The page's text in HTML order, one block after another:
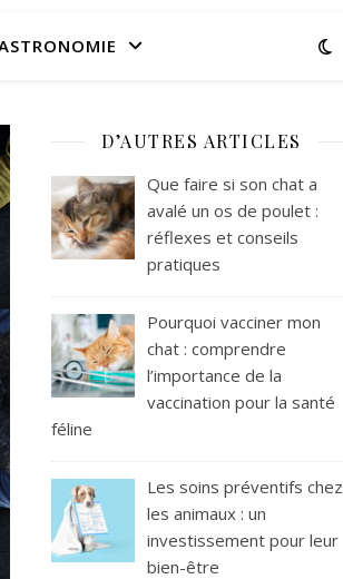
D’AUTRES ARTICLES
Que faire si son chat a
avalé un os de poulet :
réflexes et conseils
pratiques
Pourquoi vacciner mon
chat : comprendre
l’importance de la
vaccination pour la santé
féline
Les soins préventifs chez
les animaux : un
investissement pour leur
bien-être